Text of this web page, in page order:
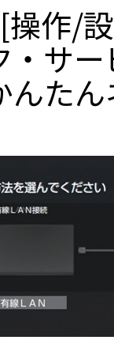
[操作/
サ
た